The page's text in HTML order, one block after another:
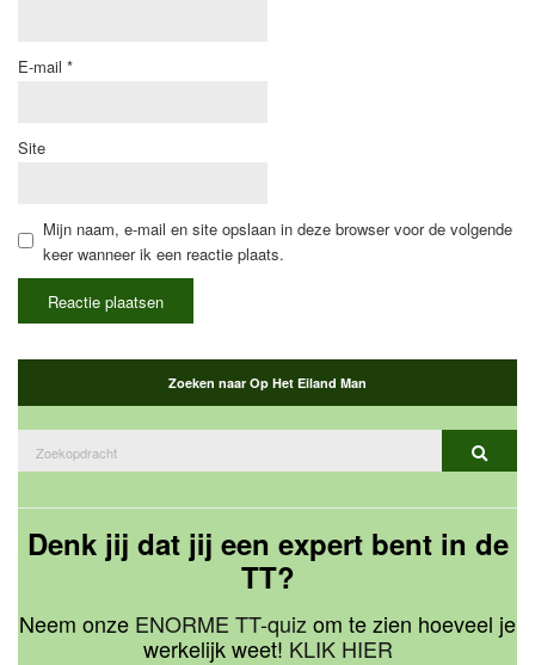
E-mail *
Site
Mijn naam, e-mail en site opslaan in deze browser voor de volgende
keer wanneer ik een reactie plaats.
Zoeken naar Op Het Eiland Man
naar:
Denk jij dat jij een expert bent in de
TT?
Neem onze ENORME TT-quiz om te zien hoeveel je
werkelijk weet! KLIK HIER